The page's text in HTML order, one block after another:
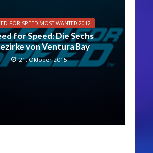
FOR SPEED MOST WANTED 2012
for Speed: Die Sechs
von Ventura Bay
21. Oktober 2015